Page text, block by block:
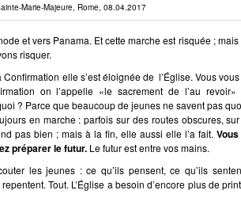
Marie-Majeure, Rome, 08.04.2017
et vers Panama. Et cette marche est risquée ;
risquer.
elle s’est éloignée de l’Église. Vous
on l’appelle «le sacrement de l’au
? Parce que beaucoup de jeunes ne savent pas
en marche : parfois sur des routes obscures,
pas bien ; mais à la fin, elle aussi elle l’a fait.
préparer le futur. Le futur est entre vos mains.
les jeunes : ce qu’ils pensent, ce qu’ils
Tout. L’Église a besoin d’encore plus de